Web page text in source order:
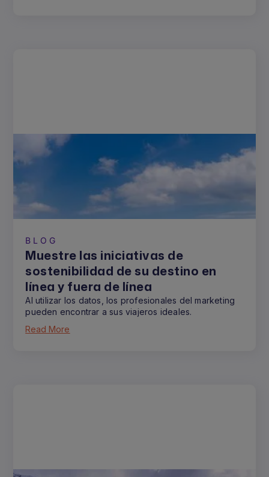
BLOG
Muestre las iniciativas de
sostenibilidad de su destino en
línea y fuera de línea
Al utilizar los datos, los profesionales del marketing
pueden encontrar a sus viajeros ideales.
Read More